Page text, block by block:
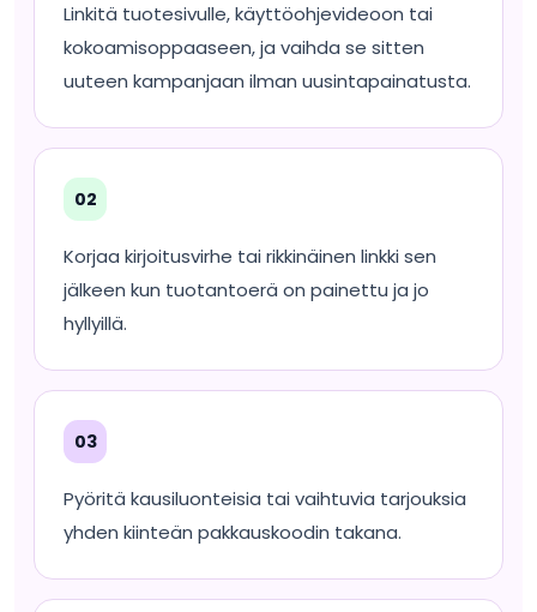
Linkitä tuotesivulle, käyttöohjevideoon tai
kokoamisoppaaseen, ja vaihda se sitten
uuteen kampanjaan ilman uusintapainatusta.
02
Korjaa kirjoitusvirhe tai rikkinäinen linkki sen
jälkeen kun tuotantoerä on painettu ja jo
hyllyillä.
03
Pyöritä kausiluonteisia tai vaihtuvia tarjouksia
yhden kiinteän pakkauskoodin takana.